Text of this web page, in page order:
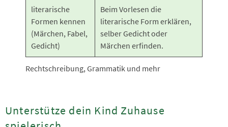
literarische
Formen kennen
(Märchen, Fabel,
Gedicht)
Beim Vorlesen die
literarische Form erklären,
selber Gedicht oder
Märchen erfinden.
Rechtschreibung, Grammatik und mehr
Unterstütze dein Kind Zuhause